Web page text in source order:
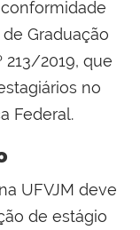
Graduação
2019, que
no
Federal.
UFVJM deve
de estágio